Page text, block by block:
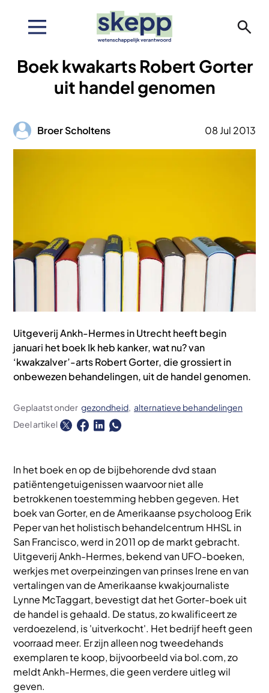
inhoudBoek kwakarts Robert Gorter
uit handel genomen
AfbeeldingBroer Scholtens 08 Jul 2013
Uitgeverij Ankh-Hermes in Utrecht heeft begin
januari het boek Ik heb kanker, wat nu? van
‘kwakzalver’-arts Robert Gorter, die grossiert in
onbewezen behandelingen, uit de handel genomen.
Geplaatst onder gezondheid alternatieve behandelingen
Deel artikel
In het boek en op de bijbehorende dvd staan
patiëntengetuigenissen waarvoor niet alle
betrokkenen toestemming hebben gegeven. Het
boek van Gorter, en de Amerikaanse psycholoog Erik
Peper van het holistisch behandelcentrum HHSL in
San Francisco, werd in 2011 op de markt gebracht.
Uitgeverij Ankh-Hermes, bekend van UFO-boeken,
werkjes met overpeinzingen van prinses Irene en van
vertalingen van de Amerikaanse kwakjournaliste
Lynne McTaggart, bevestigt dat het Gorter-boek uit
de handel is gehaald. De status, zo kwalificeert ze
verdoezelend, is 'uitverkocht'. Het bedrijf heeft geen
voorraad meer. Er zijn alleen nog tweedehands
exemplaren te koop, bijvoorbeeld via bol.com, zo
meldt Ankh-Hermes, die geen verdere uitleg wil
geven.